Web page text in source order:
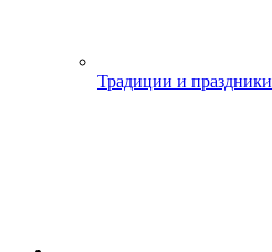
Традиции и праздники